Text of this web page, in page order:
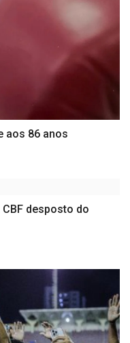
aos 86 anos
desposto do